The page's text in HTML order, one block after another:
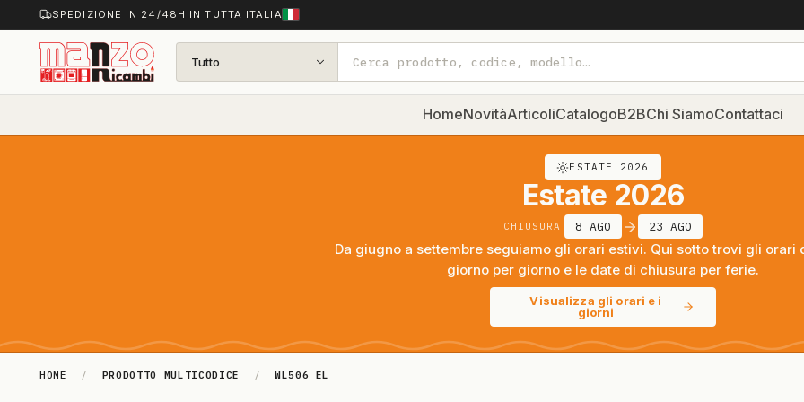
SPEDIZIONE IN 24/48H IN TUTTA ITALIA
Tutto
HomeNovitàArticoliCatalogoB2BChi SiamoContattaci
ESTATE 2026
Estate 2026
CHIUSURA 8 AGO 23 AGO
Da giugno a settembre seguiamo gli orari estivi. Qui sotto trovi gli orari
giorno per giorno e le date di chiusura per ferie.
Visualizza gli orari e i
giorni
HOME / PRODOTTO MULTICODICE / WL506 EL
WL506 EL